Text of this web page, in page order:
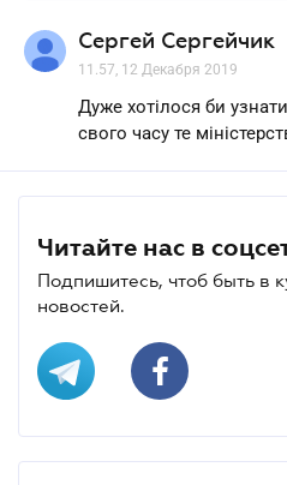
Сергей Сергейчик
11.57, 12 Декабря 2019
Дуже хотілося би
свого часу те
Читайте нас в
Подпишитесь, чтоб быть в
новостей.